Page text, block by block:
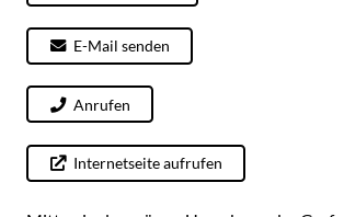
E-Mail senden
Anrufen
Internetseite aufrufen